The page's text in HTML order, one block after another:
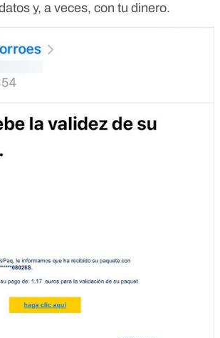
y, a veces, con tu dinero.